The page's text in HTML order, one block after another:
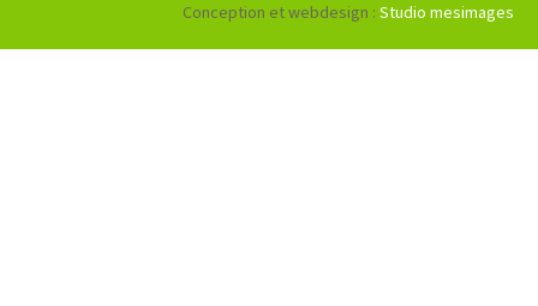
Conception et webdesign : Studio mesimages